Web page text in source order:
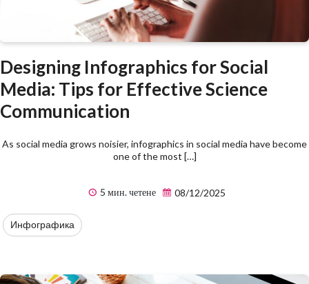
Designing Infographics for Social
Media: Tips for Effective Science
Communication
As social media grows noisier, infographics in social media have become
one of the most […]
5 мин. четене 08/12/2025
Инфографика